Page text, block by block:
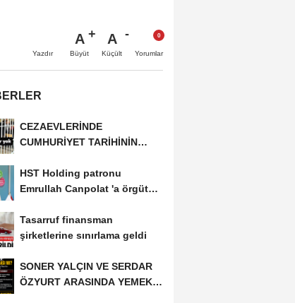
Yazdır
A
Büyüt
A
Küçült Yorumlar
CEZAEVLERİNDE
CUMHURİYET TARİHİNİN
KİŞİ...
HST Holding patronu
Emrullah Canpolat 'a örgüt
Tasarruf finansman
şirketlerine sınırlama geldi
SONER YALÇIN VE SERDAR
ÖZYURT ARASINDA YEMEK